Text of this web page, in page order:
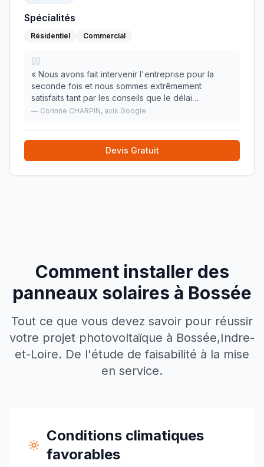
Spécialités
Résidentiel Commercial
« Nous avons fait intervenir l'entreprise pour la
seconde fois et nous sommes extrêmement
satisfaits tant par les conseils que le délai
d'intervention et l'installation des climatisations
travai»
— Corinne CHARPIN, avis Google
Devis Gratuit
Comment installer des
panneaux solaires à Bossée
Tout ce que vous devez savoir pour réussir
votre projet photovoltaïque à Bossée,Indre-
et-Loire. De l'étude de faisabilité à la mise
en service.
Conditions climatiques
favorables